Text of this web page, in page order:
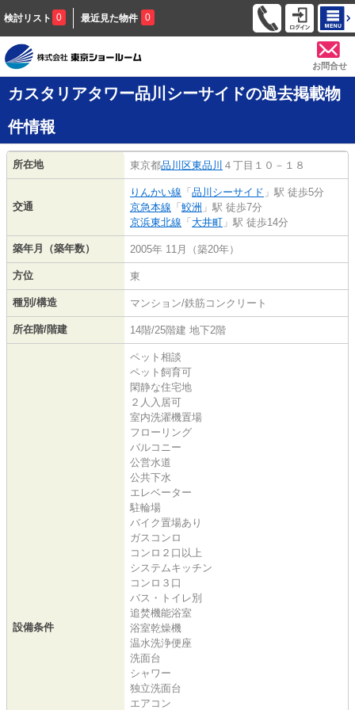
検討リスト 0 最近見た物件 0
お問合せ
カスタリアタワー品川シーサイドの過去掲載物
件情報
所在地 東京都品川区東品川 ４丁目１０－１８
交通
りんかい線 「 品川シーサイド 」駅 徒歩5分
京急本線 「 鮫洲 」駅 徒歩7分
京浜東北線 「 大井町 」駅 徒歩14分
築年月（築年数） 2005年 11月（築20年）
方位 東
種別/構造 マンション/鉄筋コンクリート
所在階/階建 14階/25階建 地下2階
設備条件
ペット相談
ペット飼育可
閑静な住宅地
２人入居可
室内洗濯機置場
フローリング
バルコニー
公営水道
公共下水
エレベーター
駐輪場
バイク置場あり
ガスコンロ
コンロ２口以上
システムキッチン
コンロ３口
バス・トイレ別
追焚機能浴室
浴室乾燥機
温水洗浄便座
洗面台
シャワー
独立洗面台
エアコン